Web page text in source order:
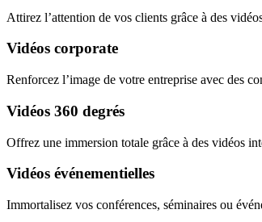
Attirez l’attention de vos clients grâce à des
Vidéos corporate
Renforcez l’image de votre entreprise avec des
Vidéos 360 degrés
Offrez une immersion totale grâce à des vidéos
Vidéos événementielles
Immortalisez vos conférences, séminaires ou